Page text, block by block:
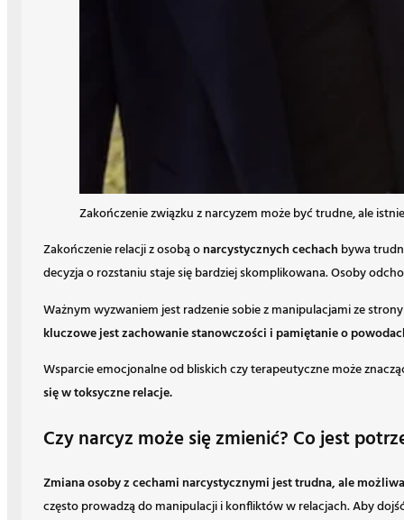
Zakończenie związku z narcyzem może być trudne, ale
Zakończenie relacji z osobą onarcystycznych cechach bywa
decyzja o rozstaniu staje się bardziej skomplikowana. Osoby
Ważnym wyzwaniem jest radzenie sobie z manipulacjami ze
kluczowe jest zachowanie stanowczości i pamiętanie o
Wsparcie emocjonalne od bliskich czy terapeutyczne może
się w toksyczne relacje.
Czy narcyz może się zmienić? Co jest
Zmiana osoby z cechami narcystycznymi jest trudna, ale możliwa
często prowadzą do manipulacji i konfliktów w relacjach. Aby